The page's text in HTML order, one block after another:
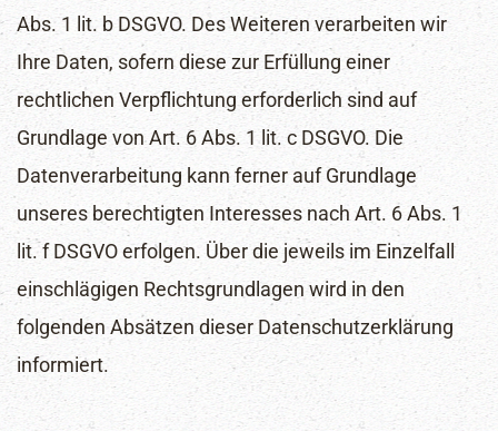
Abs. 1 lit. b DSGVO. Des Weiteren verarbeiten wir
Ihre Daten, sofern diese zur Erfüllung einer
rechtlichen Verpflichtung erforderlich sind auf
Grundlage von Art. 6 Abs. 1 lit. c DSGVO. Die
Datenverarbeitung kann ferner auf Grundlage
unseres berechtigten Interesses nach Art. 6 Abs. 1
lit. f DSGVO erfolgen. Über die jeweils im Einzelfall
einschlägigen Rechtsgrundlagen wird in den
folgenden Absätzen dieser Datenschutzerklärung
informiert.